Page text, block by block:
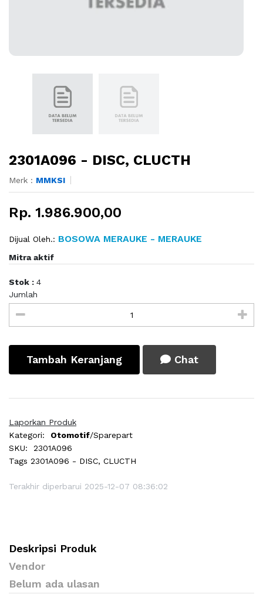
2301A096 - DISC, CLUCTH
Merk : MMKSI
Rp. 1.986.900,00
Dijual Oleh.: BOSOWA MERAUKE - MERAUKE
Mitra aktif
Stok : 4
Jumlah
Tambah Keranjang Chat
Laporkan Produk
Kategori:
Otomotif/Sparepart
SKU:
2301A096
Tags 2301A096 - DISC, CLUCTH
Terakhir diperbarui 2025-12-07 08:36:02
Deskripsi Produk
Vendor
Belum ada ulasan